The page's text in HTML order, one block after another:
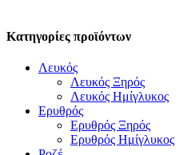
Κατηγορίες προϊόντων
Λευκός
Λευκός Ξηρός
Λευκός Ημίγλυκος
Ερυθρός
Ερυθρός Ξηρός
Ερυθρός Ημίγλυκος